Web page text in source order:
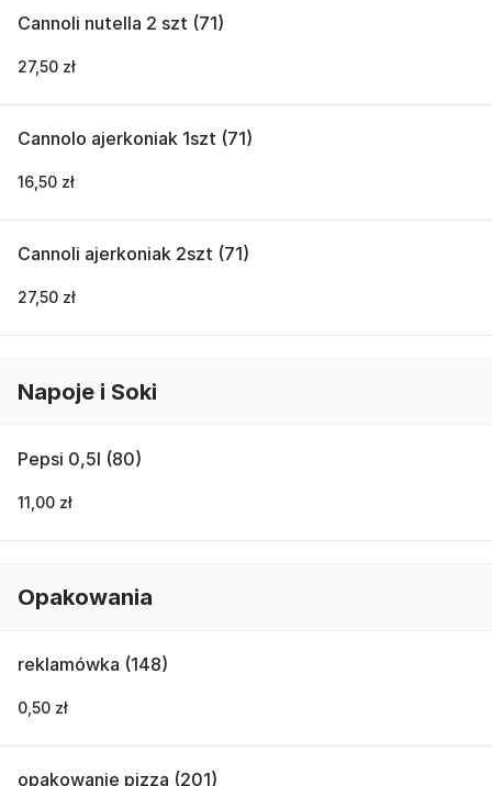
Cannoli nutella 2 szt (71)
27,50 zł
Cannolo ajerkoniak 1szt (71)
16,50 zł
Cannoli ajerkoniak 2szt (71)
27,50 zł
Napoje i Soki
Pepsi 0,5l (80)
11,00 zł
Opakowania
reklamówka (148)
0,50 zł
opakowanie pizza (201)